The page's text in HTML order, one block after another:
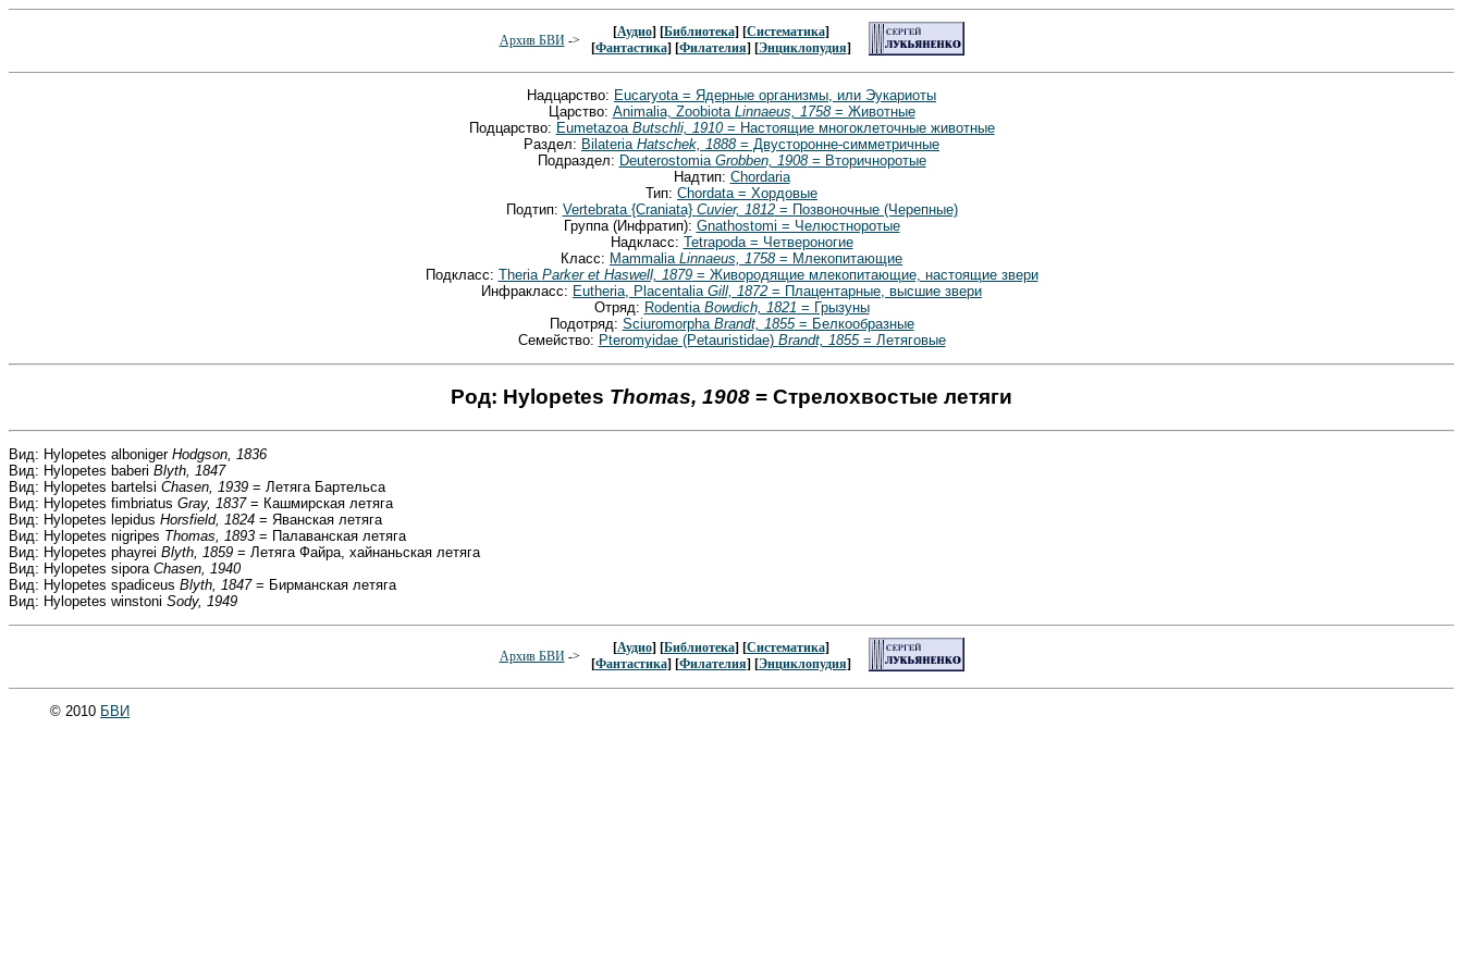
Архив БВИ->
[Аудио] [Библиотека] [Систематика]
[Фантастика] [Филателия] [Энциклопудия]
Надцарство: Eucaryota = Ядерные организмы, или Эукариоты
Царство: Animalia, Zoobiota Linnaeus, 1758= Животные
Подцарство: Eumetazoa Butschli, 1910= Настоящие многоклеточные животные
Раздел: Bilateria Hatschek, 1888= Двусторонне-симметричные
Подраздел: Deuterostomia Grobben, 1908= Вторичноротые
Надтип: Chordaria
Тип: Chordata = Хордовые
Подтип: Vertebrata {Craniata} Cuvier, 1812= Позвоночные (Черепные)
Группа (Инфратип): Gnathostomi = Челюстноротые
Надкласс: Tetrapoda = Четвероногие
Класс: Mammalia Linnaeus, 1758= Млекопитающие
Подкласс: Theria Parker et Haswell, 1879= Живородящие млекопитающие, настоящие звери
Инфракласс: Eutheria, Placentalia Gill, 1872 = Плацентарные, высшие звери
Отряд: Rodentia Bowdich, 1821 = Грызуны
Подотряд: Sciuromorpha Brandt, 1855= Белкообразные
Семейство: Pteromyidae (Petauristidae) Brandt, 1855= Летяговые
Род: Hylopetes Thomas, 1908 = Стрелохвостые летяги
Вид: Hylopetes alboniger Hodgson, 1836
Вид: Hylopetes baberi Blyth, 1847
Вид: Hylopetes bartelsi Chasen, 1939 = Летяга Бартельса
Вид: Hylopetes fimbriatus Gray, 1837= Кашмирская летяга
Вид: Hylopetes lepidus Horsfield, 1824 = Яванская летяга
Вид: Hylopetes nigripes Thomas, 1893 = Палаванская летяга
Вид: Hylopetes phayrei Blyth, 1859 = Летяга Файра, хайнаньская летяга
Вид: Hylopetes sipora Chasen, 1940
Вид: Hylopetes spadiceus Blyth, 1847= Бирманская летяга
Вид: Hylopetes winstoni Sody, 1949
Архив БВИ->
[Аудио] [Библиотека] [Систематика]
[Фантастика] [Филателия] [Энциклопудия]
© 2010 БВИ